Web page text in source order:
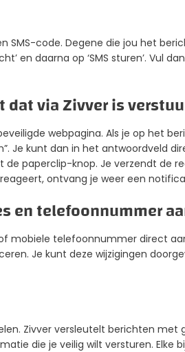
code. Degene die jou het
en daarna op ‘SMS sturen’. Vul
via Zivver is
webpagina. Als je op het
Je kunt dan in het antwoordveld
paperclip-knop. Je verzendt de
ontvang je weer een
en telefoonnummer
mobiele telefoonnummer direct
Je kunt deze wijzigingen
Zivver versleutelt berichten met
die je veilig wilt versturen. Elke